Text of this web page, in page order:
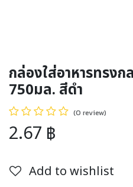
กล่องใส่อาหารทรง
750มล. สีดำ
(0 review)
2.67 ฿
Add to wishlist